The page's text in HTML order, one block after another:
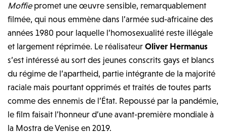
Moffiepromet une œuvre sensible, remarquablement
filmée, qui nous emmène dans l’armée sud-africaine des
années 1980 pour laquelle l’homosexualité reste illégale
et largement réprimée. Le réalisateurOliver Hermanus
s’est intéressé au sort des jeunes conscrits gays et blancs
du régime de l’apartheid, partie intégrante de la majorité
raciale mais pourtant opprimés et traités de toutes parts
comme des ennemis de l’État. Repoussé par la pandémie,
le film faisait l’honneur d’une avant-première mondiale à
la Mostra de Venise en 2019.